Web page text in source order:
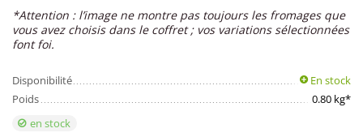
*Attention : l’image ne montre pas toujours les fromages que
vous avez choisis dans le coffret ; vos variations sélectionnées
font foi.
Disponibilité
En stock
Poids
0.80 kg*
en stock